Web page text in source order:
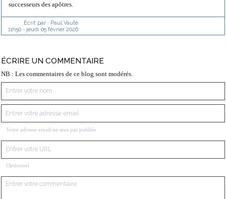
successeurs des apôtres.
Écrit par : Paul Vaute
11h50- jeudi 05 février 2026
ÉCRIRE UN COMMENTAIRE
NB : Les commentaires de ce blog sont modérés.
Votre adresse email ne sera pas publiée
Optionnel